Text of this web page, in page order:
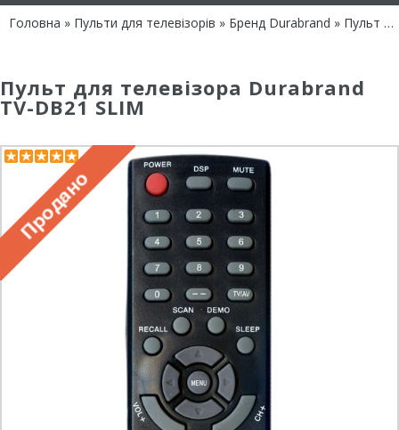
Головна » Пульти для телевізорів » Бренд Durabrand » Пульт для Durabrand TV-DB21 SLIM
Пульт для телевізора Durabrand
TV-DB21 SLIM